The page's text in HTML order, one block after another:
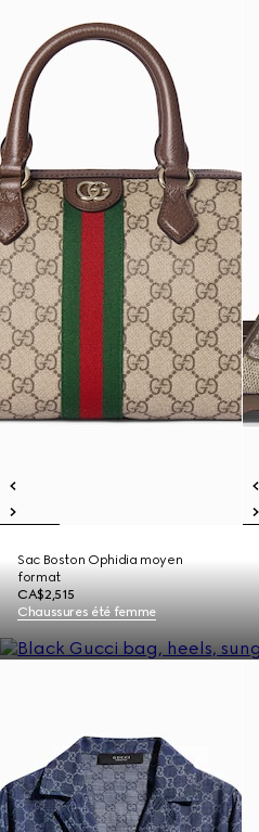
Sac Boston Ophidia moyen
format
CA$2,515
Chaussures été femme